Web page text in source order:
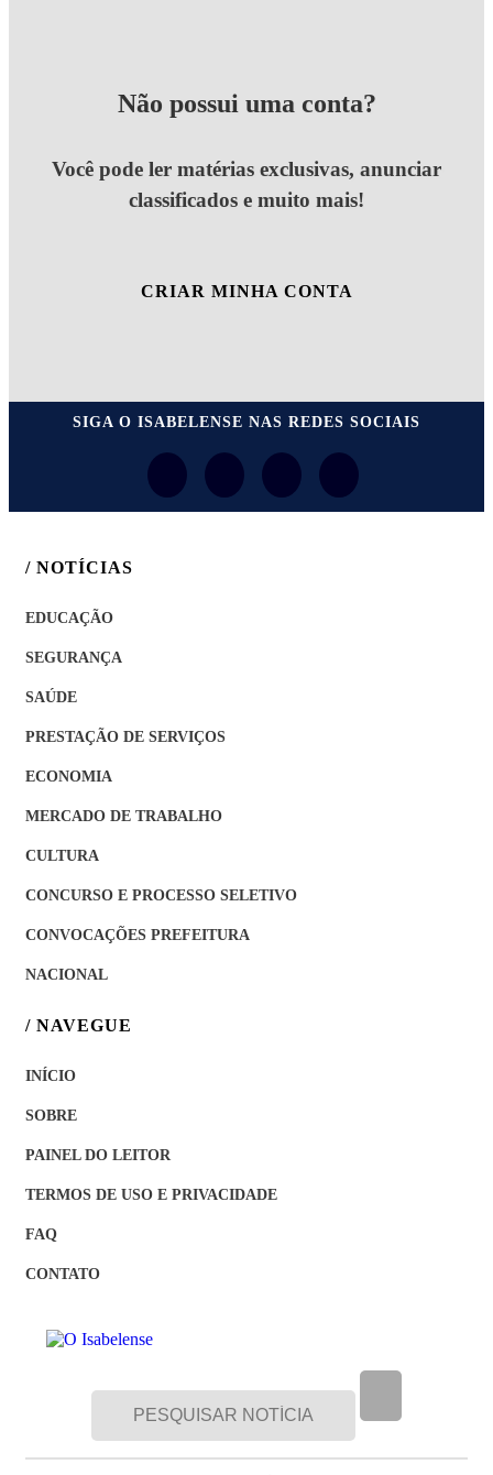
Não possui uma conta?
Você pode ler matérias exclusivas, anunciar
classificados e muito mais!
CRIAR MINHA CONTA
SIGA O ISABELENSE NAS REDES SOCIAIS
/ NOTÍCIAS
EDUCAÇÃO
SEGURANÇA
SAÚDE
PRESTAÇÃO DE SERVIÇOS
ECONOMIA
MERCADO DE TRABALHO
CULTURA
CONCURSO E PROCESSO SELETIVO
CONVOCAÇÕES PREFEITURA
NACIONAL
/ NAVEGUE
INÍCIO
SOBRE
PAINEL DO LEITOR
TERMOS DE USO E PRIVACIDADE
FAQ
CONTATO